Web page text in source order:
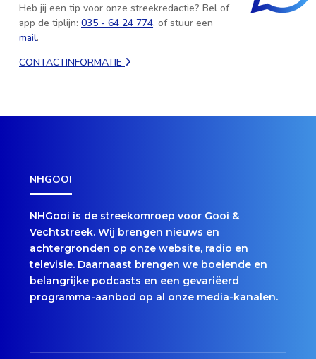
Heb jij een tip voor onze streekredactie? Bel of
app de tiplijn: 035 - 64 24 774, of stuur een
mail.
CONTACTINFORMATIE
NHGOOI
NHGooi is de streekomroep voor Gooi &
Vechtstreek. Wij brengen nieuws en
achtergronden op onze website, radio en
televisie. Daarnaast brengen we boeiende en
belangrijke podcasts en een gevariëerd
programma-aanbod op al onze media-kanalen.